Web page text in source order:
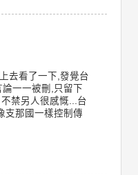
去看了一下,發覺台
一一被刪,只留下
禁另人很感慨...台
支那國一樣控制傳